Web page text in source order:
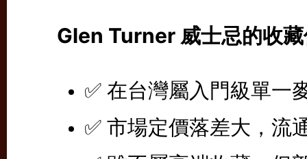
Glen Turner 威士忌的收
✅ 在台灣屬入門級單一
✅ 市場定價落差大，流